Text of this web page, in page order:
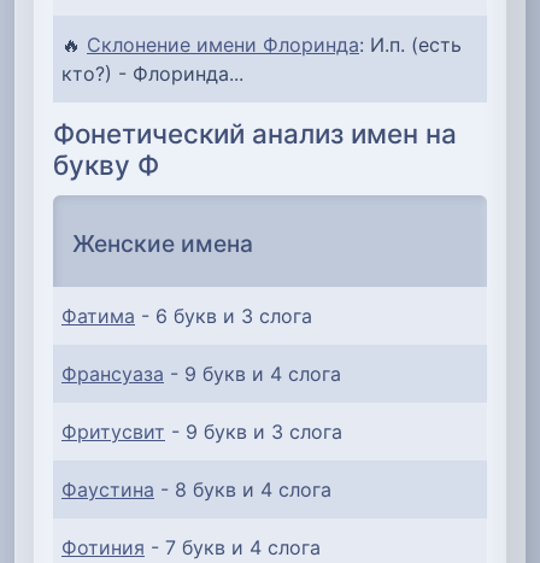
🔥 Склонение имени Флоринда: И.п. (есть
кто?) - Флоринда...
Фонетический анализ имен на
букву Ф
Женские имена
Фатима - 6 букв и 3 слога
Франсуаза - 9 букв и 4 слога
Фритусвит - 9 букв и 3 слога
Фаустина - 8 букв и 4 слога
Фотиния - 7 букв и 4 слога